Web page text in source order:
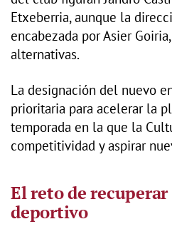
Etxeberria, aunque la
encabezada por Asier
alternativas.
La designación del nuevo
prioritaria para acelerar la
temporada en la que la
competitividad y aspirar
El reto de
deportivo